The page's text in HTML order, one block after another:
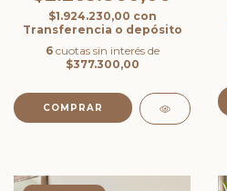
$1.924.230,00 con
Transferencia o depósito
6 cuotas sin interés de
$377.300,00